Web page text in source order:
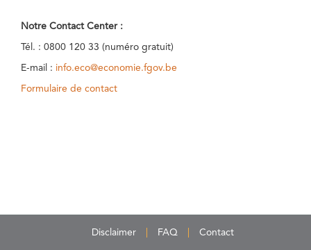
Notre Contact Center :
Tél. : 0800 120 33 (numéro gratuit)
E-mail : info.eco@economie.fgov.be
Formulaire de contact
Disclaimer FAQ Contact